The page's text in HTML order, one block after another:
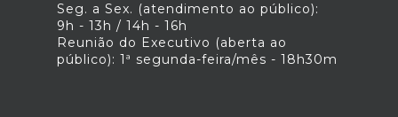
Seg. a Sex. (atendimento ao público):
9h - 13h / 14h - 16h
Reunião do Executivo (aberta ao
público): 1ª segunda-feira/mês - 18h30m